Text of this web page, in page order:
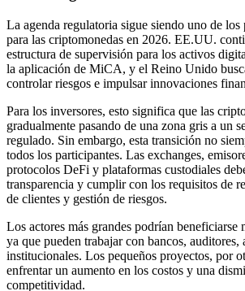
La agenda regulatoria sigue siendo uno de los
para las criptomonedas en 2026. EE.UU.
estructura de supervisión para los activos
la aplicación de MiCA, y el Reino Unido
controlar riesgos e impulsar innovaciones
Para los inversores, esto significa que las
gradualmente pasando de una zona gris a un
regulado. Sin embargo, esta transición no
todos los participantes. Las exchanges,
protocolos DeFi y plataformas custodiales
transparencia y cumplir con los requisitos de
de clientes y gestión de riesgos.
Los actores más grandes podrían beneficiarse
ya que pueden trabajar con bancos, auditores,
institucionales. Los pequeños proyectos, por
enfrentar un aumento en los costos y una
competitividad.